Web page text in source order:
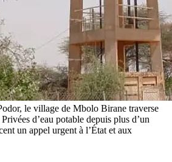
le village de Mbolo Birane traverse
d’eau potable depuis plus d’un
un appel urgent à l’État et aux